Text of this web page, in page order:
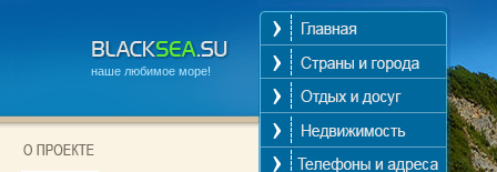
наше любимое море!